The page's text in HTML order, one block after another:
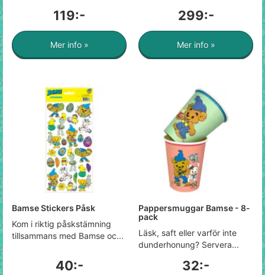
119:-
Mer info »
299:-
Mer info »
Bamse Stickers Påsk
Kom i riktig påskstämning
tillsammans med Bamse oc...
40:-
Pappersmuggar Bamse - 8-
pack
Läsk, saft eller varför inte
dunderhonung? Servera...
32:-